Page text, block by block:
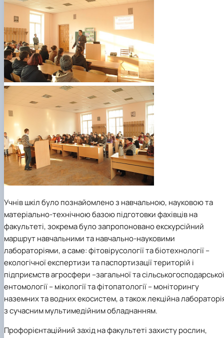
Учнів шкіл було познайомлено з навчальною, науковою та
матеріально-технічною базою підготовки фахівців на
факультеті, зокрема було запропоновано екскурсійний
маршрут навчальними та навчально-науковими
лабораторіями, а саме: фітовірусології та біотехнології –
екологічної експертизи та паспортизації територій і
підприємств агросфери –загальної та сільськогосподарської
ентомології – мікології та фітопатології – моніторингу
наземних та водних екосистем, а також лекційна
з сучасним мультимедійним обладнанням.
Профорієнтаційний захід на факультеті захисту рослин,